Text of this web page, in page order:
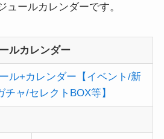
ュールカレンダーです。
ルカレンダー
ル+カレンダー【イベント/新
ャ/セレクトBOX等】